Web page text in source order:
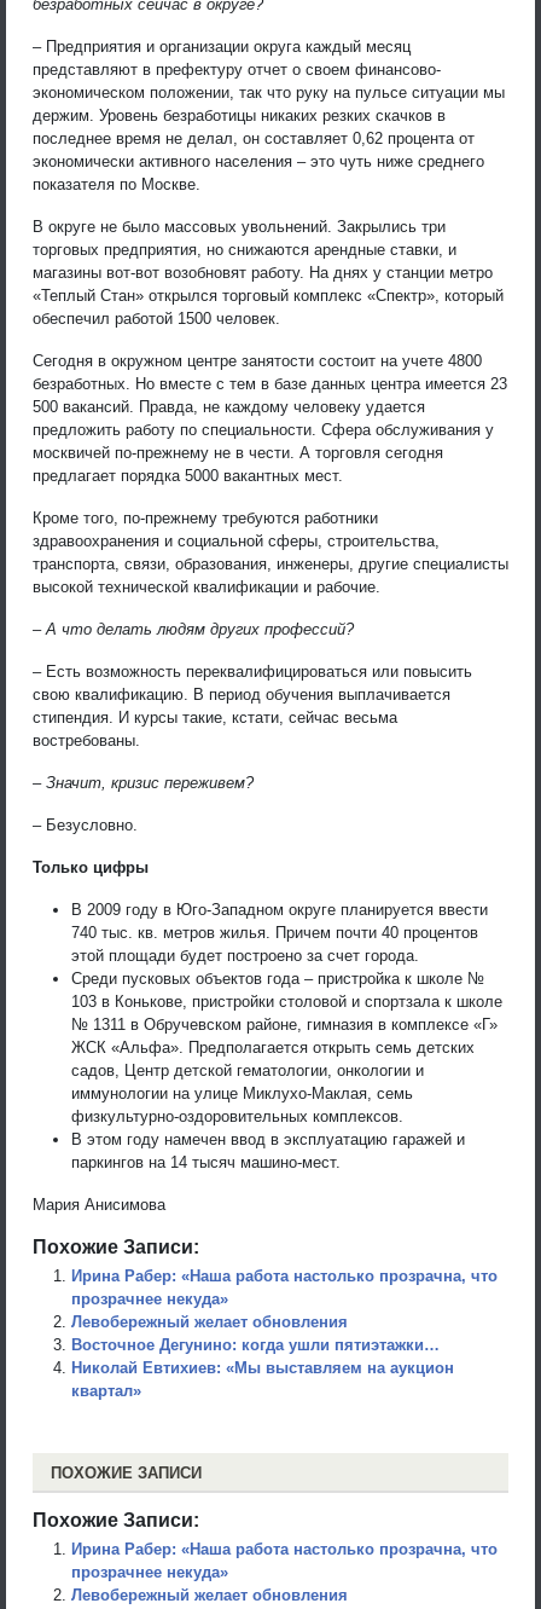
безработных сейчас в округе?
– Предприятия и организации округа каждый месяц
представляют в префектуру отчет о своем финансово-
экономическом положении, так что руку на пульсе ситуации мы
держим. Уровень безработицы никаких резких скачков в
последнее время не делал, он составляет 0,62 процента от
экономически активного населения – это чуть ниже среднего
показателя по Москве.
В округе не было массовых увольнений. Закрылись три
торговых предприятия, но снижаются арендные ставки, и
магазины вот-вот возобновят работу. На днях у станции метро
«Теплый Стан» открылся торговый комплекс «Спектр», который
обеспечил работой 1500 человек.
Сегодня в окружном центре занятости состоит на учете 4800
безработных. Но вместе с тем в базе данных центра имеется 23
500 вакансий. Правда, не каждому человеку удается
предложить работу по специальности. Сфера обслуживания у
москвичей по-прежнему не в чести. А торговля сегодня
предлагает порядка 5000 вакантных мест.
Кроме того, по-прежнему требуются работники
здравоохранения и социальной сферы, строительства,
транспорта, связи, образования, инженеры, другие специалисты
высокой технической квалификации и рабочие.
– А что делать людям других профессий?
– Есть возможность переквалифицироваться или повысить
свою квалификацию. В период обучения выплачивается
стипендия. И курсы такие, кстати, сейчас весьма
востребованы.
– Значит, кризис переживем?
– Безусловно.
Только цифры
В 2009 году в Юго-Западном округе планируется ввести
740 тыс. кв. метров жилья. Причем почти 40 процентов
этой площади будет построено за счет города.
Среди пусковых объектов года – пристройка к школе №
103 в Конькове, пристройки столовой и спортзала к школе
№ 1311 в Обручевском районе, гимназия в комплексе «Г»
ЖСК «Альфа». Предполагается открыть семь детских
садов, Центр детской гематологии, онкологии и
иммунологии на улице Миклухо-Маклая, семь
физкультурно-оздоровительных комплексов.
В этом году намечен ввод в эксплуатацию гаражей и
паркингов на 14 тысяч машино-мест.
Мария Анисимова
Похожие Записи:
Ирина Рабер: «Наша работа настолько прозрачна, что
прозрачнее некуда»
Левобережный желает обновления
Восточное Дегунино: когда ушли пятиэтажки…
Николай Евтихиев: «Мы выставляем на аукцион
квартал»
ПОХОЖИЕ ЗАПИСИ
Похожие Записи:
Ирина Рабер: «Наша работа настолько прозрачна, что
прозрачнее некуда»
Левобережный желает обновления